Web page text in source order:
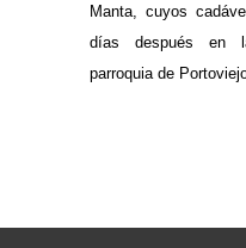
Manta
cuyos
días después en
parroquia de